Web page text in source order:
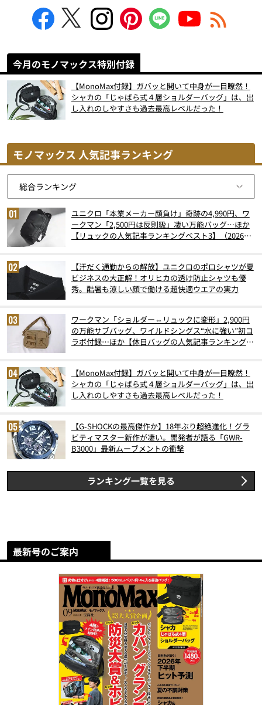
今月のモノマックス特別付録
【MonoMax付録】ガバッと開いて中身が一目瞭然！
シャカの「じゃばら式４層ショルダーバッグ」は、出
し入れのしやすさも過去最高レベルだった！
モノマックス 人気記事ランキング
ユニクロ「本業メーカー顔負け」奇跡の4,990円、ワ
ークマン「2,500円は反則級」凄い万能バッグ…ほか
【リュックの人気記事ランキングベスト3】（2026年
【汗だく通勤からの解放】ユニクロのポロシャツが夏
ビジネスの大正解！オリヒカの透け防止シャツも優
秀。酷暑も涼しい顔で働ける超快適ウエアの実力
ワークマン「ショルダー⇔リュックに変形」2,900円
の万能サブバッグ、ワイルドシングス“水に強い”初コ
ラボ付録…ほか【休日バッグの人気記事ランキングベ
【MonoMax付録】ガバッと開いて中身が一目瞭然！
シャカの「じゃばら式４層ショルダーバッグ」は、出
し入れのしやすさも過去最高レベルだった！
【G-SHOCKの最高傑作か】18年ぶり超絶進化！グラ
ビティマスター新作が凄い。開発者が語る「GWR-
B3000」最新ムーブメントの衝撃
ランキング一覧を見る
最新号のご案内